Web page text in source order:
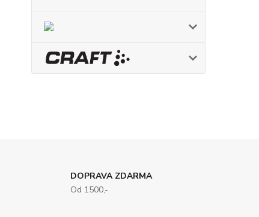
DOPRAVA ZDARMA
Od 1500,-